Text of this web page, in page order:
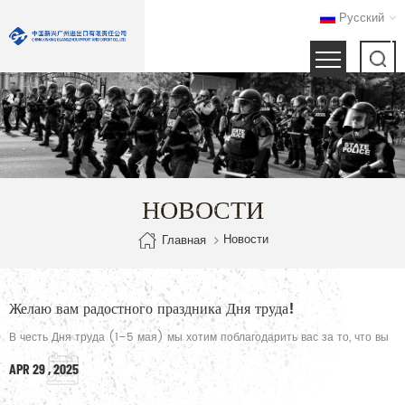
Русский
НОВОСТИ
Главная Новости
Желаю вам радостного праздника Дня труда!
В честь Дня труда (1–5 мая) мы хотим поблагодарить вас за то, что вы
стали частью нашего пути.Пока наша команда делает небольшой
перерыв для подзарядки, наша приверженность вам остается
APR 29 , 2025